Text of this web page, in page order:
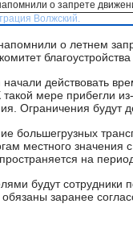
Волжский.
о летнем
действовать
такой мере прибегли
Ограничения будут
большегрузных
местного значения
на
будут сотрудники
заранее